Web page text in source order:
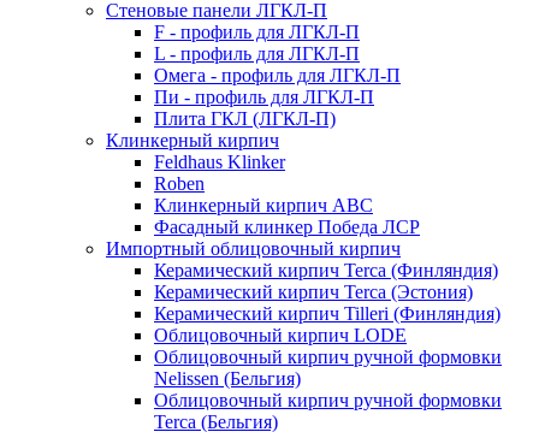
Стеновые панели ЛГКЛ-П
F - профиль для ЛГКЛ-П
L - профиль для ЛГКЛ-П
Омега - профиль для ЛГКЛ-П
Пи - профиль для ЛГКЛ-П
Плита ГКЛ (ЛГКЛ-П)
Клинкерный кирпич
Feldhaus Klinker
Roben
Клинкерный кирпич ABC
Фасадный клинкер Победа ЛСР
Импортный облицовочный кирпич
Керамический кирпич Terca (Финляндия)
Керамический кирпич Terca (Эстония)
Керамический кирпич Tilleri (Финляндия)
Облицовочный кирпич LODE
Облицовочный кирпич ручной формовки
Nelissen (Бельгия)
Облицовочный кирпич ручной формовки
Terca (Бельгия)